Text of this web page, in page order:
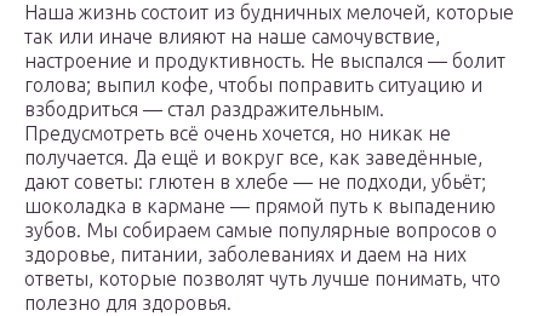
Наша жизнь состоит из будничных мелочей, которые
так или иначе влияют на наше самочувствие,
настроение и продуктивность. Не выспался — болит
голова; выпил кофе, чтобы поправить ситуацию и
взбодриться — стал раздражительным.
Предусмотреть всё очень хочется, но никак не
получается. Да ещё и вокруг все, как заведённые,
дают советы: глютен в хлебе — не подходи, убьёт;
шоколадка в кармане — прямой путь к выпадению
зубов. Мы собираем самые популярные вопросов о
здоровье, питании, заболеваниях и даем на них
ответы, которые позволят чуть лучше понимать, что
полезно для здоровья.